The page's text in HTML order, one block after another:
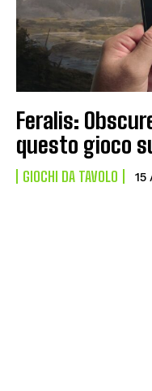
Feralis:
questo gioco
GIOCHI DA TAVOLO 15